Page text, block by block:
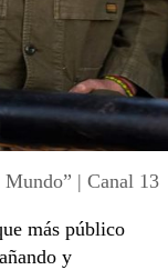
Mundo” | Canal 13
más público
y